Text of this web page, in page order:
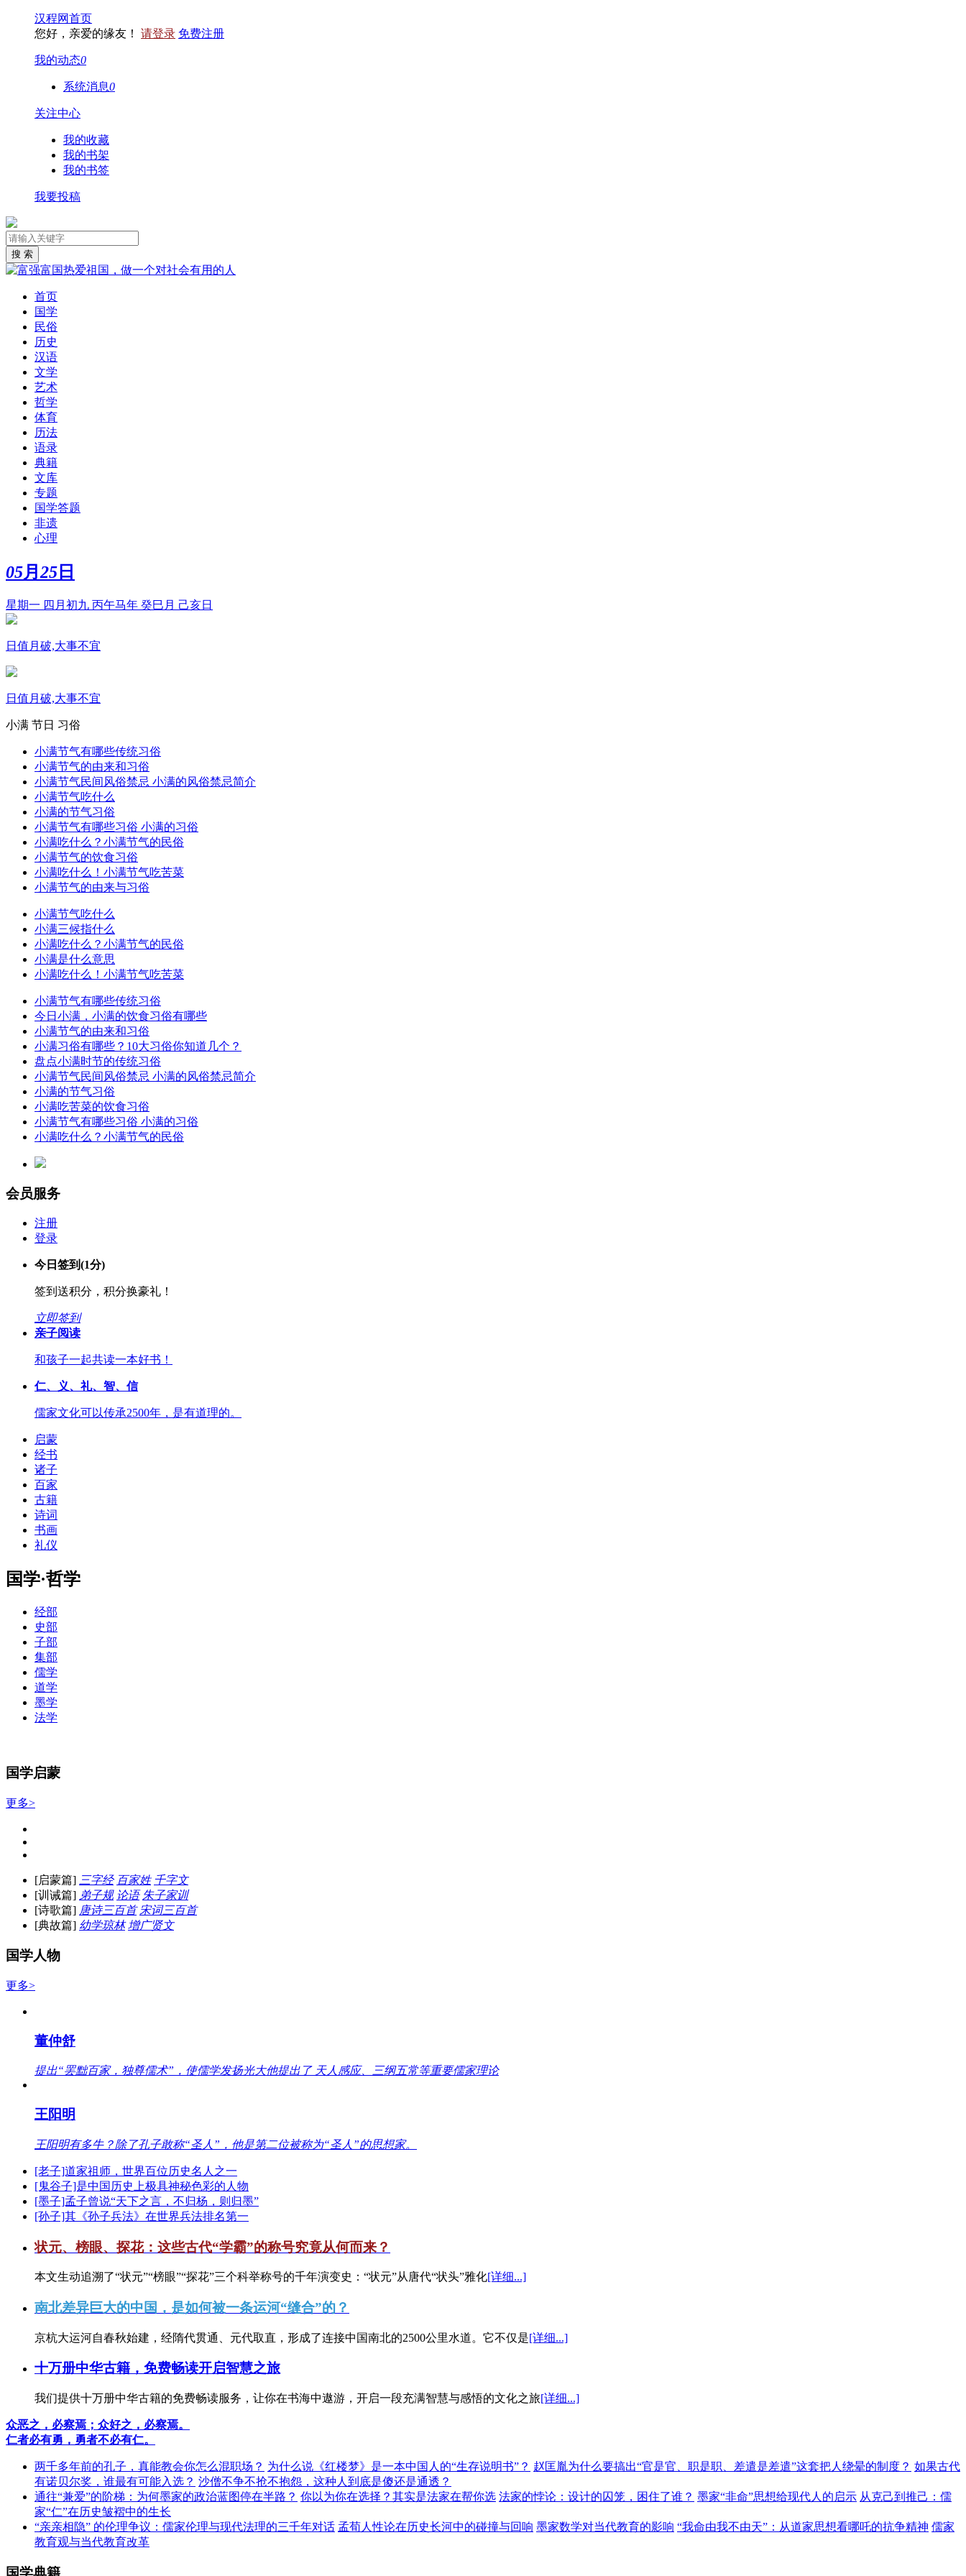
汉程网首页
您好，亲爱的缘友！ 请登录 免费注册
我的动态0
系统消息0
关注中心
我的收藏
我的书架
我的书签
我要投稿
首页
国学
民俗
历史
汉语
文学
艺术
哲学
体育
历法
语录
典籍
文库
专题
国学答题
非遗
心理
05月 25 日
星期一 四月初九 丙午马年 癸巳月 己亥日
日值月破,大事不宜
日值月破,大事不宜
小满 节日 习俗
小满节气有哪些传统习俗
小满节气的由来和习俗
小满节气民间风俗禁忌 小满的风俗禁忌简介
小满节气吃什么
小满的节气习俗
小满节气有哪些习俗 小满的习俗
小满吃什么？小满节气的民俗
小满节气的饮食习俗
小满吃什么！小满节气吃苦菜
小满节气的由来与习俗
小满节气吃什么
小满三候指什么
小满吃什么？小满节气的民俗
小满是什么意思
小满吃什么！小满节气吃苦菜
小满节气有哪些传统习俗
今日小满，小满的饮食习俗有哪些
小满节气的由来和习俗
小满习俗有哪些？10大习俗你知道几个？
盘点小满时节的传统习俗
小满节气民间风俗禁忌 小满的风俗禁忌简介
小满的节气习俗
小满吃苦菜的饮食习俗
小满节气有哪些习俗 小满的习俗
小满吃什么？小满节气的民俗
会员服务
注册
登录
今日签到(1分)
签到送积分，积分换豪礼！
立即签到
亲子阅读
和孩子一起共读一本好书！
仁、义、礼、智、信
儒家文化可以传承2500年，是有道理的。
启蒙
经书
诸子
百家
古籍
诗词
书画
礼仪
国学·哲学
经部
史部
子部
集部
儒学
道学
墨学
法学
国学启蒙
更多>
[启蒙篇] 三字经 百家姓 千字文
[训诫篇] 弟子规 论语 朱子家训
[诗歌篇] 唐诗三百首 宋词三百首
[典故篇] 幼学琼林 增广贤文
国学人物
更多>
董仲舒
提出“罢黜百家，独尊儒术”，使儒学发扬光大他提出了 天人感应、三纲五常等重要儒家理论
王阳明
王阳明有多牛？除了孔子敢称“圣人”，他是第二位被称为“圣人”的思想家。
[老子]道家祖师，世界百位历史名人之一
[鬼谷子]是中国历史上极具神秘色彩的人物
[墨子]孟子曾说“天下之言，不归杨，则归墨”
[孙子]其《孙子兵法》在世界兵法排名第一
状元、榜眼、探花：这些古代“学霸”的称号究竟从何而来？
本文生动追溯了“状元”“榜眼”“探花”三个科举称号的千年演变史：“状元”从唐代“状头”雅化[详细...]
南北差异巨大的中国，是如何被一条运河“缝合”的？
京杭大运河自春秋始建，经隋代贯通、元代取直，形成了连接中国南北的2500公里水道。它不仅是[详细...]
十万册中华古籍，免费畅读开启智慧之旅
我们提供十万册中华古籍的免费畅读服务，让你在书海中遨游，开启一段充满智慧与感悟的文化之旅[详细...]
众恶之，必察焉；众好之，必察焉。
仁者必有勇，勇者不必有仁。
两千多年前的孔子，真能教会你怎么混职场？ 为什么说《红楼梦》是一本中国人的“生存说明书”？ 赵匡胤为什么要搞出“官是官、职是职、差遣是差遣”这套把人绕晕的制度？ 如果古代
有诺贝尔奖，谁最有可能入选？ 沙僧不争不抢不抱怨，这种人到底是傻还是通透？
通往“兼爱”的阶梯：为何墨家的政治蓝图停在半路？ 你以为你在选择？其实是法家在帮你选 法家的悖论：设计的囚笼，困住了谁？ 墨家“非命”思想给现代人的启示 从克己到推己：儒
家“仁”在历史皱褶中的生长
“亲亲相隐” 的伦理争议：儒家伦理与现代法理的三千年对话 孟荀人性论在历史长河中的碰撞与回响 墨家数学对当代教育的影响 “我命由我不由天”：从道家思想看哪吒的抗争精神 儒家
教育观与当代教育改革
国学典籍